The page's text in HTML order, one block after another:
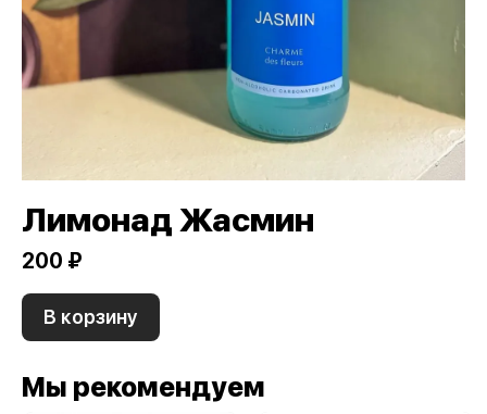
Лимонад Жасмин
200 ₽
В корзину
Мы рекомендуем